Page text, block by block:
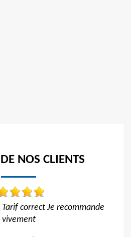
NOS CLIENTS
recommande